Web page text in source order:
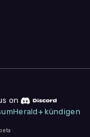
on
Herald+ kündigen
beta